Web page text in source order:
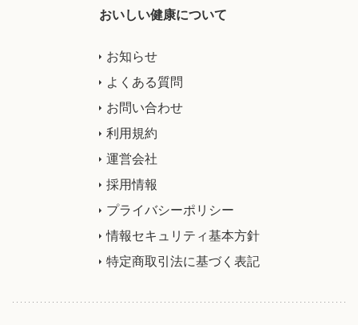
おいしい健康について
お知らせ
よくある質問
お問い合わせ
利用規約
運営会社
採用情報
プライバシーポリシー
情報セキュリティ基本方針
特定商取引法に基づく表記